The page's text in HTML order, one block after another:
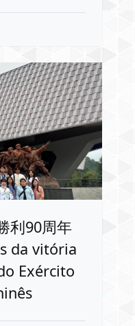
利90周年
da vitória
Exército